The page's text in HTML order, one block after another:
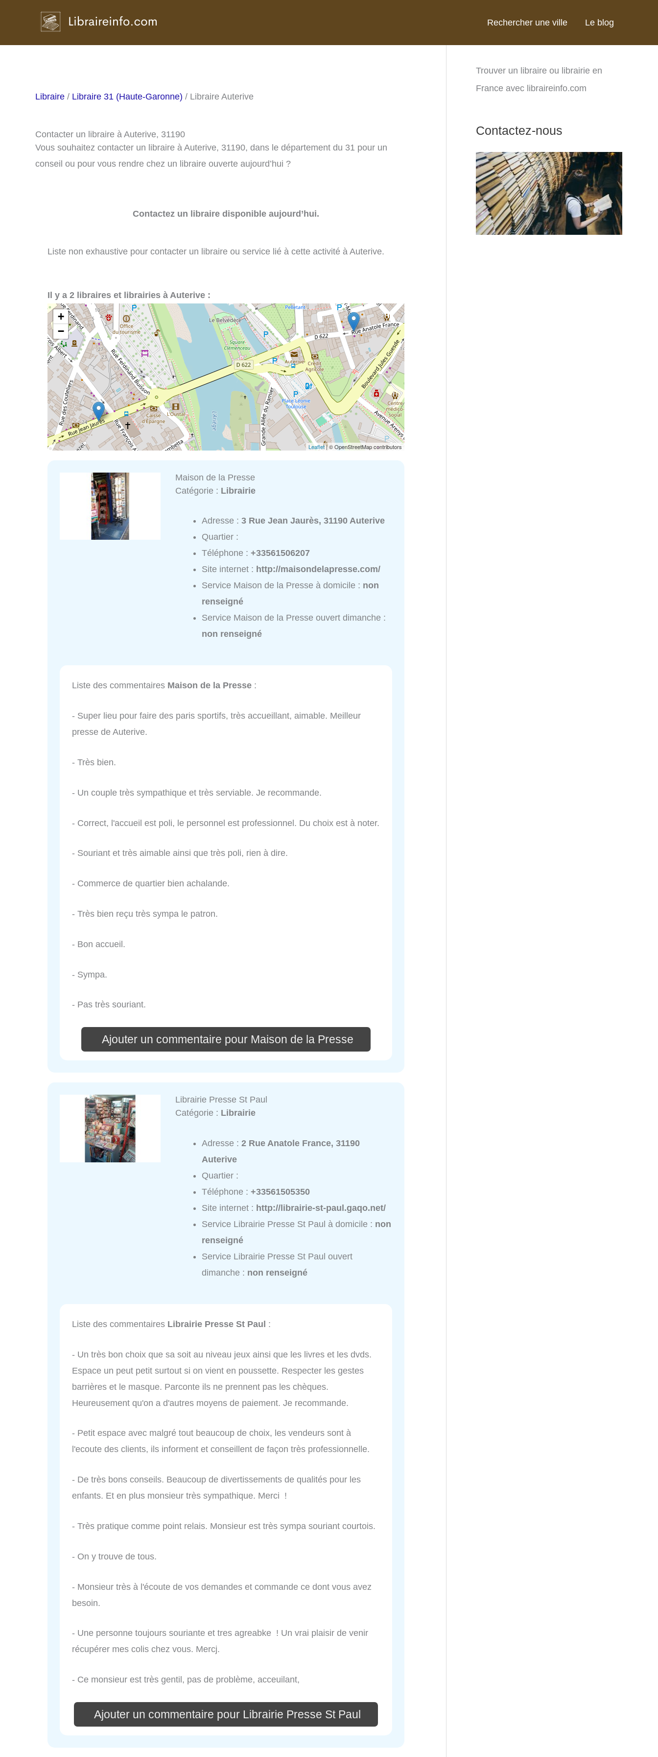
Rechercher une ville Le blog
Libraire / Libraire 31 (Haute-Garonne) / Libraire Auterive
Contacter un libraire à Auterive, 31190
Vous souhaitez contacter un libraire à Auterive, 31190, dans le département du 31 pour un
conseil ou pour vous rendre chez un libraire ouverte aujourd’hui ?
Contactez un libraire disponible aujourd’hui.
Liste non exhaustive pour contacter un libraire ou service lié à cette activité à Auterive.
Il y a 2 libraires et librairies à Auterive :
+
−
Leaflet| © OpenStreetMap contributors
Maison de la Presse
Catégorie : Librairie
Adresse :3 Rue Jean Jaurès, 31190 Auterive
Quartier :
Téléphone :+33561506207
Site internet : http://maisondelapresse.com/
Service Maison de la Presse à domicile : non
renseigné
Service Maison de la Presse ouvert dimanche :
non renseigné
Liste des commentaires Maison de la Presse :
- Super lieu pour faire des paris sportifs, très accueillant, aimable. Meilleur
presse de Auterive.
- Très bien.
- Un couple très sympathique et très serviable. Je recommande.
- Correct, l'accueil est poli, le personnel est professionnel. Du choix est à noter.
- Souriant et très aimable ainsi que très poli, rien à dire.
- Commerce de quartier bien achalande.
- Très bien reçu très sympa le patron.
- Bon accueil.
- Sympa.
- Pas très souriant.
Ajouter un commentaire pour Maison de la Presse
Librairie Presse St Paul
Catégorie : Librairie
Adresse :2 Rue Anatole France, 31190
Auterive
Quartier :
Téléphone :+33561505350
Site internet : http://librairie-st-paul.gaqo.net/
Service Librairie Presse St Paul à domicile : non
renseigné
Service Librairie Presse St Paul ouvert
dimanche : non renseigné
Liste des commentaires Librairie Presse St Paul :
- Un très bon choix que sa soit au niveau jeux ainsi que les livres et les dvds.
Espace un peut petit surtout si on vient en poussette. Respecter les gestes
barrières et le masque. Parconte ils ne prennent pas les chèques.
Heureusement qu'on a d'autres moyens de paiement. Je recommande.
- Petit espace avec malgré tout beaucoup de choix, les vendeurs sont à
l'ecoute des clients, ils informent et conseillent de façon très professionnelle.
- De très bons conseils. Beaucoup de divertissements de qualités pour les
enfants. Et en plus monsieur très sympathique. Merci !
- Très pratique comme point relais. Monsieur est très sympa souriant courtois.
- On y trouve de tous.
- Monsieur très à l'écoute de vos demandes et commande ce dont vous avez
besoin.
- Une personne toujours souriante et tres agreabke ! Un vrai plaisir de venir
récupérer mes colis chez vous. Mercj.
- Ce monsieur est très gentil, pas de problème, acceuilant,
Ajouter un commentaire pour Librairie Presse St Paul
Trouver un libraire ou librairie en
France avec libraireinfo.com
Contactez-nous